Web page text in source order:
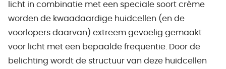
licht in combinatie met een speciale soort crème
worden de kwaadaardige huidcellen (en de
voorlopers daarvan) extreem gevoelig gemaakt
voor licht met een bepaalde frequentie. Door de
belichting wordt de structuur van deze huidcellen